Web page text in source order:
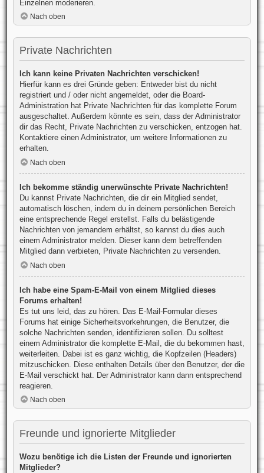
Einzelnen moderieren.
Nach oben
Private Nachrichten
Ich kann keine Privaten Nachrichten verschicken!
Hierfür kann es drei Gründe geben: Entweder bist du nicht
registriert und / oder nicht angemeldet, oder die Board-
Administration hat Private Nachrichten für das komplette Forum
ausgeschaltet. Außerdem könnte es sein, dass der Administrator
dir das Recht, Private Nachrichten zu verschicken, entzogen hat.
Kontaktiere einen Administrator, um weitere Informationen zu
erhalten.
Nach oben
Ich bekomme ständig unerwünschte Private Nachrichten!
Du kannst Private Nachrichten, die dir ein Mitglied sendet,
automatisch löschen, indem du in deinem persönlichen Bereich
eine entsprechende Regel erstellst. Falls du belästigende
Nachrichten von jemandem erhältst, so kannst du dies auch
einem Administrator melden. Dieser kann dem betreffenden
Mitglied dann verbieten, Private Nachrichten zu versenden.
Nach oben
Ich habe eine Spam-E-Mail von einem Mitglied dieses
Forums erhalten!
Es tut uns leid, das zu hören. Das E-Mail-Formular dieses
Forums hat einige Sicherheitsvorkehrungen, die Benutzer, die
solche Nachrichten senden, identifizieren sollen. Du solltest
einem Administrator die komplette E-Mail, die du bekommen hast,
weiterleiten. Dabei ist es ganz wichtig, die Kopfzeilen (Headers)
mitzuschicken. Diese enthalten Details über den Benutzer, der die
E-Mail verschickt hat. Der Administrator kann dann entsprechend
reagieren.
Nach oben
Freunde und ignorierte Mitglieder
Wozu benötige ich die Listen der Freunde und ignorierten
Mitglieder?